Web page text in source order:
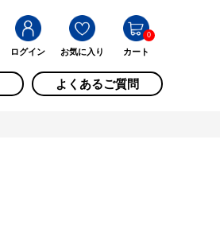
ログイン お気に入り カート
0
よくあるご質問